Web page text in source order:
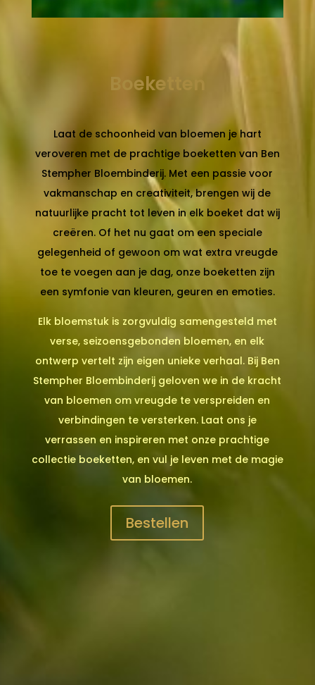
Boeketten
Laat de schoonheid van bloemen je hart
veroveren met de prachtige boeketten van Ben
Stempher Bloembinderij. Met een passie voor
vakmanschap en creativiteit, brengen wij de
natuurlijke pracht tot leven in elk boeket dat wij
creëren. Of het nu gaat om een speciale
gelegenheid of gewoon om wat extra vreugde
toe te voegen aan je dag, onze boeketten zijn
een symfonie van kleuren, geuren en emoties.
Elk bloemstuk is zorgvuldig samengesteld met
verse, seizoensgebonden bloemen, en elk
ontwerp vertelt zijn eigen unieke verhaal. Bij Ben
Stempher Bloembinderij geloven we in de kracht
van bloemen om vreugde te verspreiden en
verbindingen te versterken. Laat ons je
verrassen en inspireren met onze prachtige
collectie boeketten, en vul je leven met de magie
van bloemen.
Bestellen